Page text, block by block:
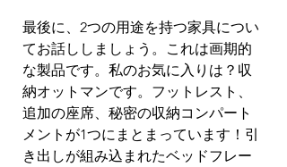
最後に、2つの用途を持つ家具につい
てお話ししましょう。これは画期的
な製品です。私のお気に入りは？収
納オットマンです。フットレスト、
追加の座席、秘密の収納コンパート
メントが1つにまとまっています！引
き出しが組み込まれたベッドフレー